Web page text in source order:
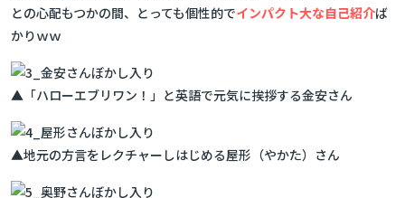
との心配もつかの間、とっても個性的でインパクト大な自己紹介ば
かりｗｗ
▲「ハローエブリワン！」と英語で元気に挨拶する金安さん
▲地元の方言をレクチャーしはじめる屋形（やかた）さん